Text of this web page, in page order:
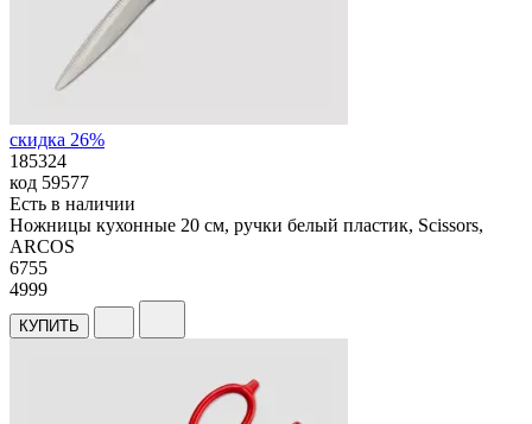
скидка 26%
185324
код 59577
Есть в наличии
Ножницы кухонные 20 см, ручки белый пластик, Scissors,
ARCOS
6755
4999
КУПИТЬ